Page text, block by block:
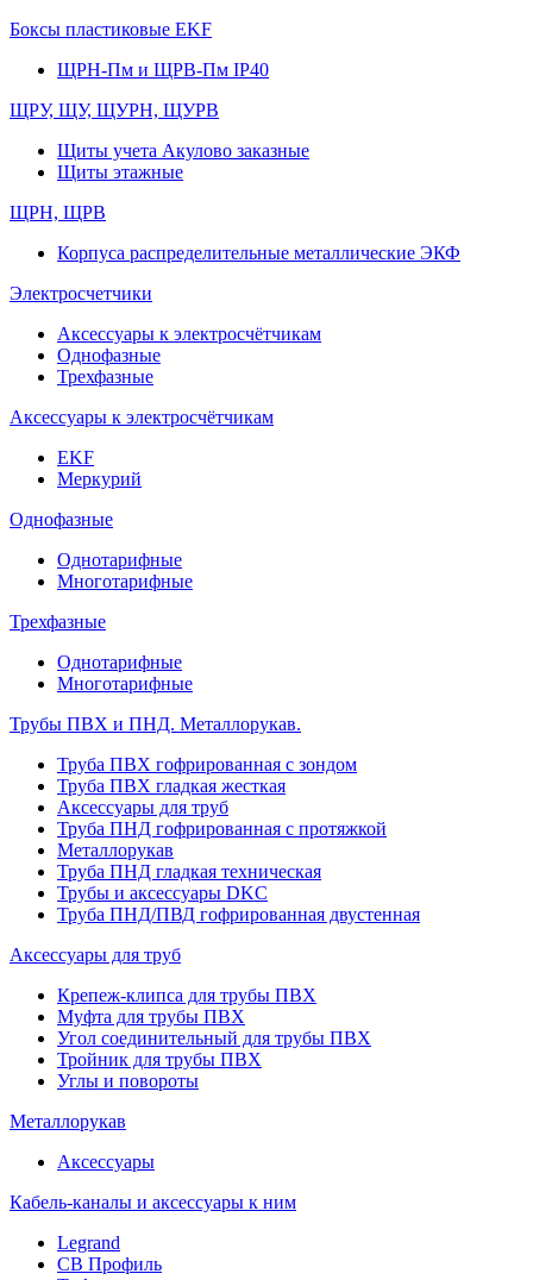
Боксы пластиковые EKF
ЩРН-Пм и ЩРВ-Пм IP40
ЩРУ, ЩУ, ЩУРН, ЩУРВ
Щиты учета Акулово заказные
Щиты этажные
ЩРН, ЩРВ
Корпуса распределительные металлические ЭКФ
Электросчетчики
Аксессуары к электросчётчикам
Однофазные
Трехфазные
Аксессуары к электросчётчикам
EKF
Меркурий
Однофазные
Однотарифные
Многотарифные
Трехфазные
Однотарифные
Многотарифные
Трубы ПВХ и ПНД. Металлорукав.
Труба ПВХ гофрированная с зондом
Труба ПВХ гладкая жесткая
Аксессуары для труб
Труба ПНД гофрированная с протяжкой
Металлорукав
Труба ПНД гладкая техническая
Трубы и аксессуары DKC
Труба ПНД/ПВД гофрированная двустенная
Аксессуары для труб
Крепеж-клипса для трубы ПВХ
Муфта для трубы ПВХ
Угол соединительный для трубы ПВХ
Тройник для трубы ПВХ
Углы и повороты
Металлорукав
Аксессуары
Кабель-каналы и аксессуары к ним
Legrand
СВ Профиль